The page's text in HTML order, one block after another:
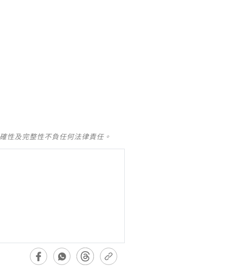
性及完整性不負任何法律責任。